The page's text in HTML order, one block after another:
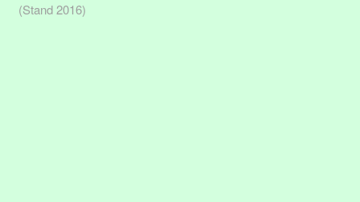
(Stand 2016)